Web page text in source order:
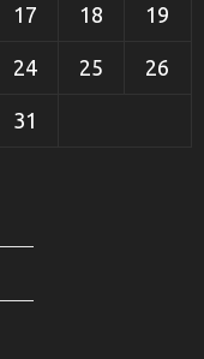
17 18 19
24 25 26
31